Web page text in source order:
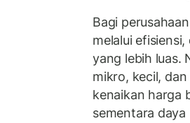
Bagi
melalui
yang lebih luas.
mikro, kecil,
kenaikan harga
sementara